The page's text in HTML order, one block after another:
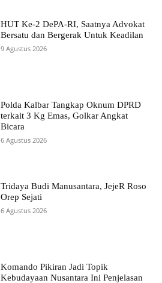
HUT Ke-2 DePA-RI, Saatnya Advokat
Bersatu dan Bergerak Untuk Keadilan
9 Agustus 2026
Polda Kalbar Tangkap Oknum DPRD
terkait 3 Kg Emas, Golkar Angkat
Bicara
6 Agustus 2026
Tridaya Budi Manusantara, JejeR Roso
Orep Sejati
6 Agustus 2026
Komando Pikiran Jadi Topik
Kebudayaan Nusantara Ini Penjelasan